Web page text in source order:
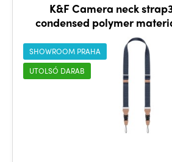
K&F Camera neck
condensed polymer
aluminum alloy
SHOWROOM PRAHA
UTOLSÓ DARAB